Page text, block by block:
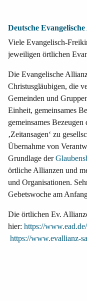
Deutsche
Viele Evangelisch-
jeweiligen örtlichen
Die Evangelische
Christusgläubigen, die
Gemeinden und
Einheit, gemeinsames
gemeinsames
‚Zeitansagen‘ zu
Übernahme von
Grundlage der
örtliche Allianzen und
und Organisationen.
Gebetswoche am
Die örtlichen Ev.
hier: https://
https://www.evallianz-